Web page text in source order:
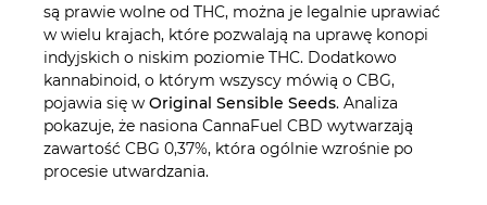
są prawie wolne od THC, można je legalnie uprawiać
w wielu krajach, które pozwalają na uprawę konopi
indyjskich o niskim poziomie THC. Dodatkowo
kannabinoid, o którym wszyscy mówią o CBG,
pojawia się w Original Sensible Seeds. Analiza
pokazuje, że nasiona CannaFuel CBD wytwarzają
zawartość CBG 0,37%, która ogólnie wzrośnie po
procesie utwardzania.